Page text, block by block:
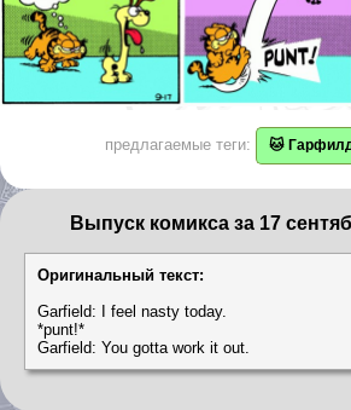
предлагаемые теги: 🐱
Выпуск комикса за 17
Оригинальный текст:
Garfield: I feel nasty today.
*punt!*
Garfield: You gotta work it out.